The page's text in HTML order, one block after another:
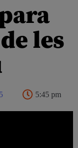
les
5:45 pm